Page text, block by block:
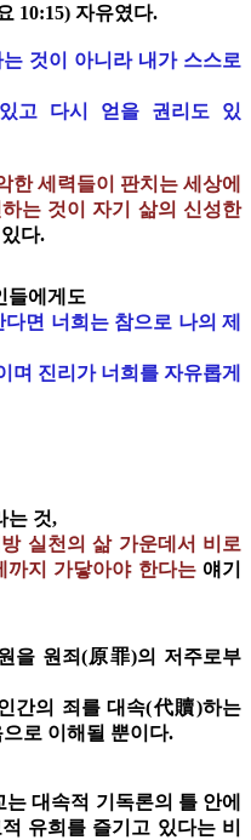
10:15) 자유였다.
것이 아니라 내가 스스로
고 다시 얻을 권리도 있
한 세력들이 판치는 세상에
는 것이 자기 삶의 신성한
다.
들에게도
면 너희는 참으로 나의 제
며 진리가 너희를 자유롭게
는 것,
실천의 삶 가운데서 비로
까지 가닿아야 한다는얘기
을 원죄(原罪)의 저주로부
간의 죄를 대속(代贖)하는
로 이해될 뿐이다.
대속적 기독론의 틀 안에
유희를 즐기고 있다는 비